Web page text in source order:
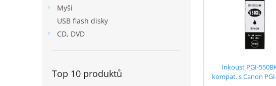
Myši
USB flash disky
CD, DVD
Top 10 produktů
Inkoust PGI-
kompat. s Canon